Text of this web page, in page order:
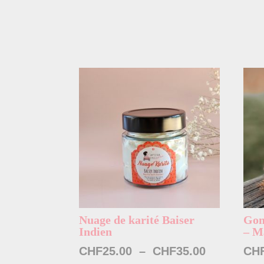
Nuage de karité Baiser
Indien
CHF25.00 – CHF35.00Plage
–